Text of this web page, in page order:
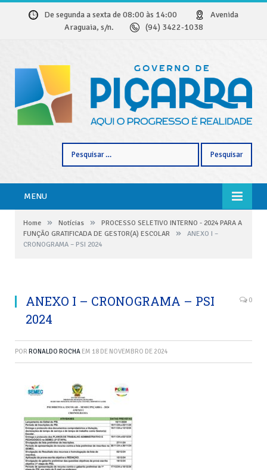
De segunda a sexta de 08:00 às 14:00
Avenida
Araguaia, s/n.
(94) 3422-1038
MENU
Home » Notícias »
PROCESSO SELETIVO INTERNO - 2024 PARA A
FUNÇÃO GRATIFICADA DE GESTOR(A) ESCOLAR
»
ANEXO I –
CRONOGRAMA – PSI 2024
ANEXO I – CRONOGRAMA – PSI
2024
0
POR RONALDO ROCHA EM 18 DE NOVEMBRO DE 2024